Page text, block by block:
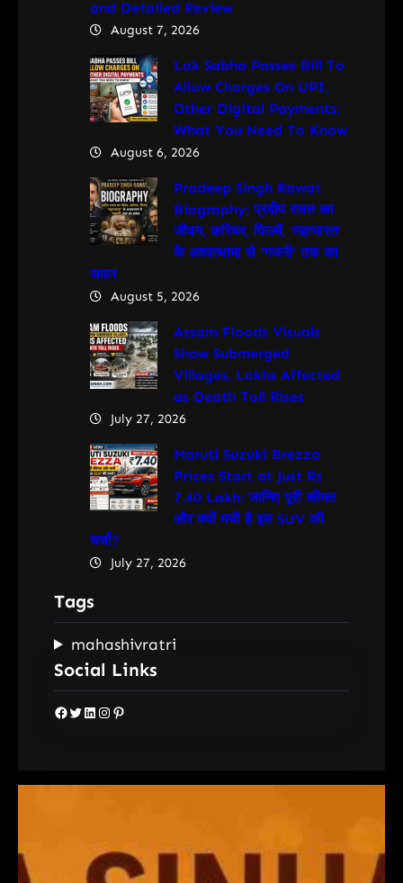
and Detailed Review
August 7, 2026
Lok Sabha Passes Bill To
Allow Charges On UPI,
Other Digital Payments:
What You Need To Know
August 6, 2026
Pradeep Singh Rawat
Biography: प्रदीप रावत का
जीवन, करियर, फिल्में, ‘महाभारत’
के अश्वत्थामा से ‘गजनी’ तक का
सफर
August 5, 2026
Assam Floods Visuals
Show Submerged
Villages, Lakhs Affected
as Death Toll Rises
July 27, 2026
Maruti Suzuki Brezza
Prices Start at Just Rs
7.40 Lakh: जानिए पूरी कीमत
और क्यों मची है इस SUV की
चर्चा?
July 27, 2026
Tags
mahashivratri
Social Links
Facebook Twitter LinkedIn Instagram Pinterest